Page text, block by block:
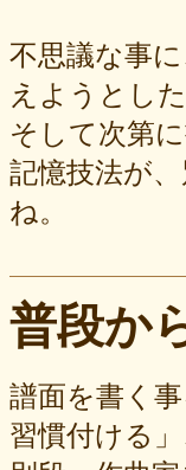
不思議な事
えようとし
そして次第
記憶技法が
ね。
普段か
譜面を書く
習慣付ける